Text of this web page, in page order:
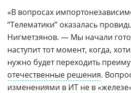
«В вопросах
“Телематики” оказалась
Нигметзянов. — Мы начали
наступит тот момент, когда,
нужно будет переходить
отечественные решения.
изменениями в ИТ не в